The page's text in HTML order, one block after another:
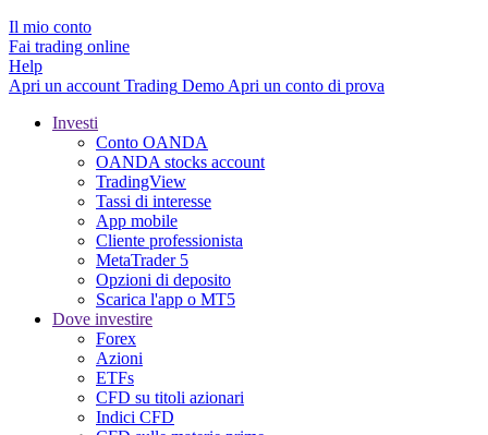
Il mio conto
Fai trading online
Help
Apri un account Trading Demo Apri un conto di prova
Investi
Conto OANDA
OANDA stocks account
TradingView
Tassi di interesse
App mobile
Cliente professionista
MetaTrader 5
Opzioni di deposito
Scarica l'app o MT5
Dove investire
Forex
Azioni
ETFs
CFD su titoli azionari
Indici CFD